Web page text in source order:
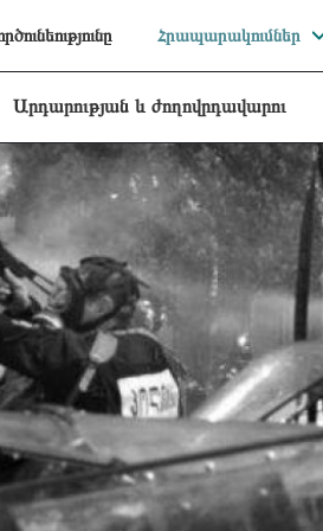
Հրապարակումներ
Արդարության և ժողովրդավարու